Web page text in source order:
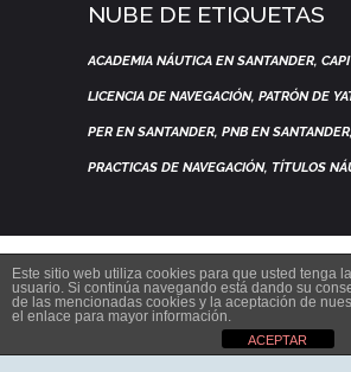
NUBE DE ETIQUETAS
ACADEMIA NÁUTICA EN SANTANDER
LICENCIA DE NAVEGACIÓN PATRÓN DE
PER EN SANTANDER PNB EN SANTANDER
PRACTICAS DE NAVEGACIÓN TÍTULOS
Este sitio web utiliza cookies para que usted tenga
usuario. Si continúa navegando está dando su
de las mencionadas cookies y la aceptación de
el enlace para mayor información.
ACEPTAR